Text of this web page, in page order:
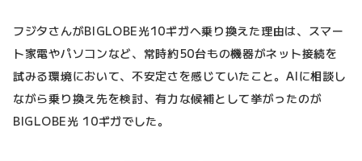
フジタさんがBIGLOBE光10ギガへ乗り換えた理由は、スマー
ト家電やパソコンなど、常時約50台もの機器がネット接続を
試みる環境において、不安定さを感じていたこと。AIに相談し
ながら乗り換え先を検討、有力な候補として挙がったのが
BIGLOBE光 10ギガでした。